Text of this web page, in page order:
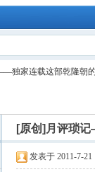
独家连载这部乾隆朝
[原创]月评琐
发表于 2011-7-21